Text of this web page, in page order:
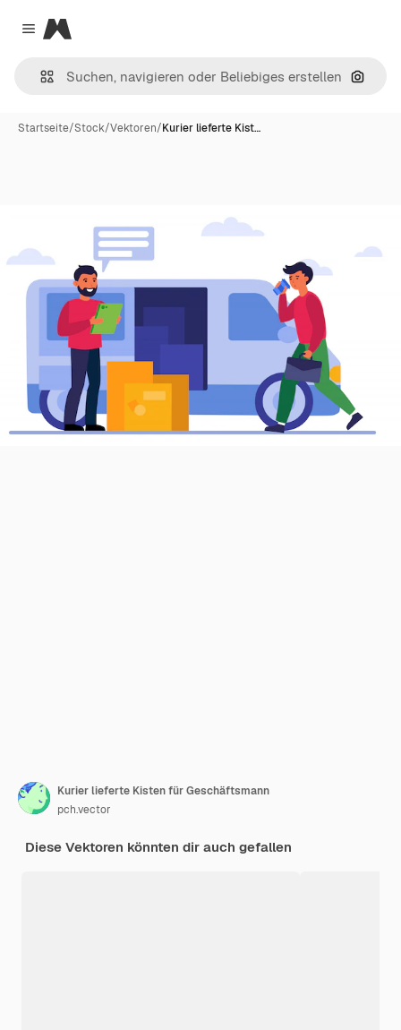
Close menu
Magnific
Nach
Startseite/Stock/Vektoren/Kurier lieferte Kist…
Kurier lieferte Kisten für Geschäftsmann
pch.vector
Diese Vektoren könnten dir auch gefallen